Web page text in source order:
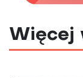
Więcej